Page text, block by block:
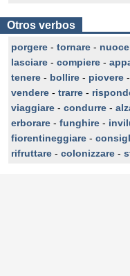
Otros verbos
porgere - tornare -
lasciare - compiere -
tenere - bollire - piovere -
vendere - trarre -
viaggiare - condurre -
erborare - funghire -
fiorentineggiare -
rifruttare - colonizzare -